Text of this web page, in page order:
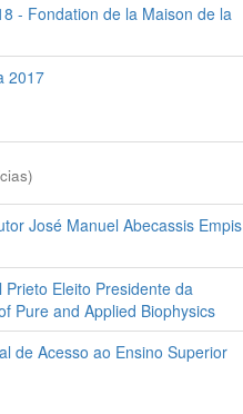
- Fondation de la Maison de la
2017
José Manuel Abecassis Empis
Eleito Presidente da
Pure and Applied Biophysics
de Acesso ao Ensino Superior